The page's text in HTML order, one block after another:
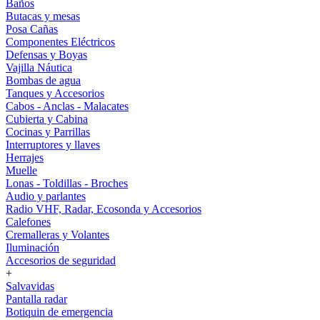
Baños
Butacas y mesas
Posa Cañas
Componentes Eléctricos
Defensas y Boyas
Vajilla Náutica
Bombas de agua
Tanques y Accesorios
Cabos - Anclas - Malacates
Cubierta y Cabina
Cocinas y Parrillas
Interruptores y llaves
Herrajes
Muelle
Lonas - Toldillas - Broches
Audio y parlantes
Radio VHF, Radar, Ecosonda y Accesorios
Calefones
Cremalleras y Volantes
Iluminación
Accesorios de seguridad
+
Salvavidas
Pantalla radar
Botiquin de emergencia